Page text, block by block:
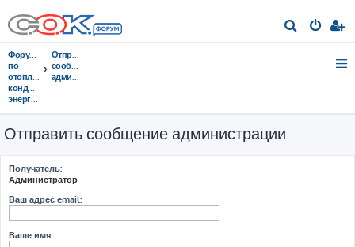
о
Форумы
по
отоплению,
кондиционированию,
энергосбережению
Отправить
сообщение
администрации
Отправить сообщение администрации
Получатель:
Администратор
Ваш адрес email:
Ваше имя: